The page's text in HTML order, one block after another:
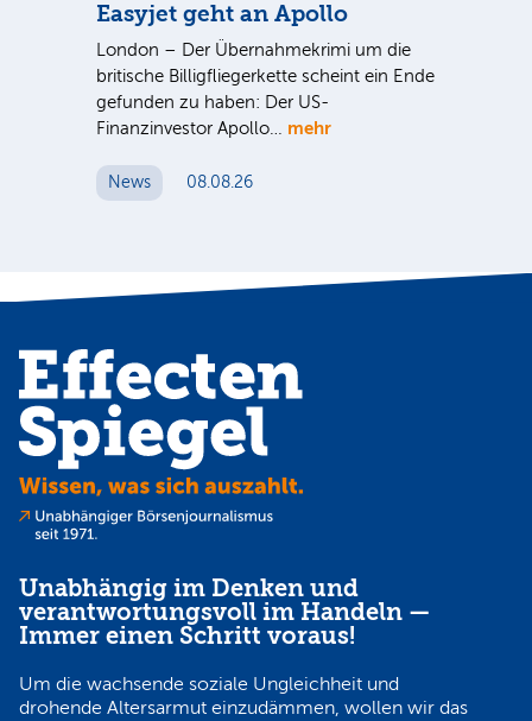
Easyjet geht an Apollo
London – Der Übernahmekrimi um die
britische Billigfliegerkette scheint ein Ende
gefunden zu haben: Der US-
Finanzinvestor Apollo… mehr
News 08.08.26
Unabhängig im Denken und
verantwortungsvoll im Handeln —
Immer einen Schritt voraus!
Um die wachsende soziale Ungleichheit und
drohende Altersarmut einzudämmen, wollen wir das